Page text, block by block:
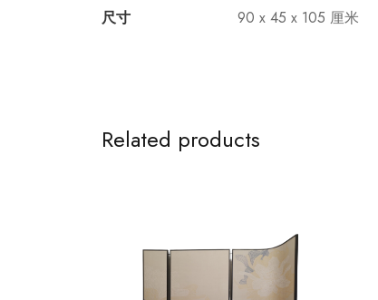
尺寸 90 x 45 x 105 厘米
Related products